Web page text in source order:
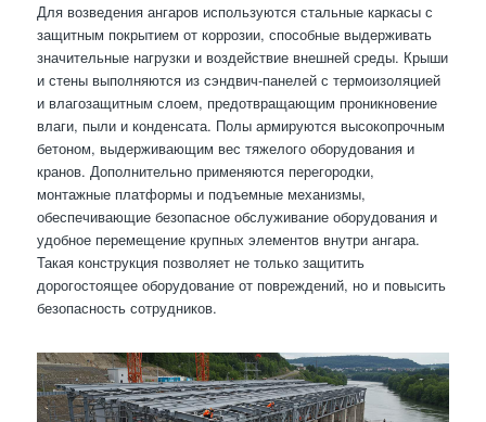
Для возведения ангаров используются стальные каркасы с
защитным покрытием от коррозии, способные выдерживать
значительные нагрузки и воздействие внешней среды. Крыши
и стены выполняются из сэндвич-панелей с термоизоляцией
и влагозащитным слоем, предотвращающим проникновение
влаги, пыли и конденсата. Полы армируются высокопрочным
бетоном, выдерживающим вес тяжелого оборудования и
кранов. Дополнительно применяются перегородки,
монтажные платформы и подъемные механизмы,
обеспечивающие безопасное обслуживание оборудования и
удобное перемещение крупных элементов внутри ангара.
Такая конструкция позволяет не только защитить
дорогостоящее оборудование от повреждений, но и повысить
безопасность сотрудников.